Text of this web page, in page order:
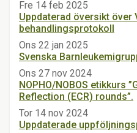
Fre 14 feb 2025
Uppdaterad översikt över
behandlingsprotokoll
Ons 22 jan 2025
Svenska
Ons 27 nov 2024
NOPHO/NOBOS etikkurs
Reflection (ECR) rounds”.
Tor 14 nov 2024
Uppdaterade